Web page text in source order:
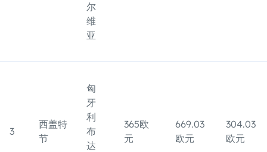
尔
维
亚
3
西盖特
节
匈
牙
利
布
达
365欧
元
669.03
欧元
304.03
欧元